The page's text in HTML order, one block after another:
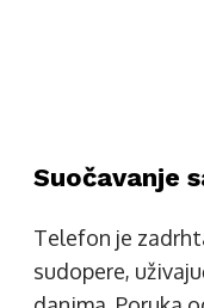
Suočavanje
Telefon je
sudopere,